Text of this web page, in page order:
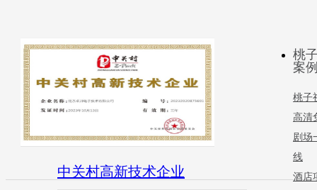
中关村高新技术企业
桃
案
桃子
高清
剧场
线
酒店